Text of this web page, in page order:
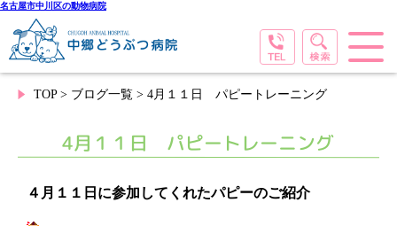
名古屋市中川区の動物病院
TOP> ブログ一覧 > 4月１１日 パピートレーニング
4月１１日 パピートレーニング
４月１１日に参加してくれたパピーのご紹介